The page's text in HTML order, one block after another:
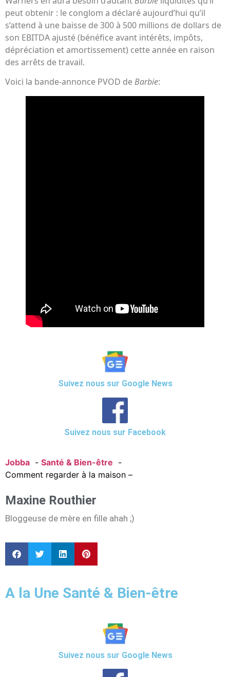
peut obtenir : le conglom a déclaré aujourd’hui qu’il
s’attend à une baisse de 300 à 500 millions de dollars de
son EBITDA ajusté (bénéfice avant intérêts, impôts,
dépréciation et amortissement) cette année en raison
des arrêts de travail.
Voici la bande-annonce PVOD deBarbie:
Suivez nous sur Google News
Suivez nous sur Facebook
Jobba
Santé & Bien-être
Comment regarder à la maison –
Maxine Routhier
Bloggeuse de mère en fille ahah ;)
A la Une Santé & Bien-être
Suivez nous sur Google News